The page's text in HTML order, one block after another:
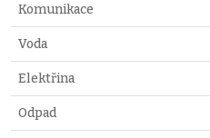
Komunikace
Voda
Elektřina
Odpad